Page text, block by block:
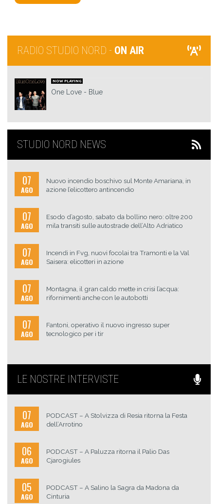
RADIO STUDIO NORD - ON AIR
NOW PLAYING
One Love Blue
STUDIO NORD NEWS
07
AGO
Nuovo incendio boschivo sul Monte Amariana, in
azione l’elicottero antincendio
07
AGO
Esodo d’agosto, sabato da bollino nero: oltre 200
mila transiti sulle autostrade dell’Alto Adriatico
07
AGO
Incendi in Fvg, nuovi focolai tra Tramonti e la Val
Saisera: elicotteri in azione
07
AGO
Montagna, il gran caldo mette in crisi l’acqua:
rifornimenti anche con le autobotti
07
AGO
Fantoni, operativo il nuovo ingresso super
tecnologico per i tir
LE NOSTRE INTERVISTE
07
AGO
PODCAST – A Stolvizza di Resia ritorna la Festa
dell’Arrotino
06
AGO
PODCAST – A Paluzza ritorna il Palio Das
Cjarogiules
05
AGO
PODCAST – A Salino la Sagra da Madona da
Cinturia